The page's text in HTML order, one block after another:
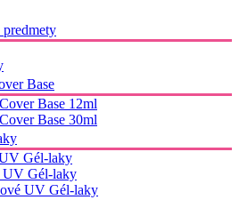
Base
Base 12ml
Base 30ml
Gél-laky
UV Gél-laky
UV Gél-laky